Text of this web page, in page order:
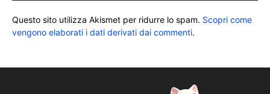
Questo sito utilizza Akismet per ridurre lo spam. Scopri come
vengono elaborati i dati derivati dai commenti.